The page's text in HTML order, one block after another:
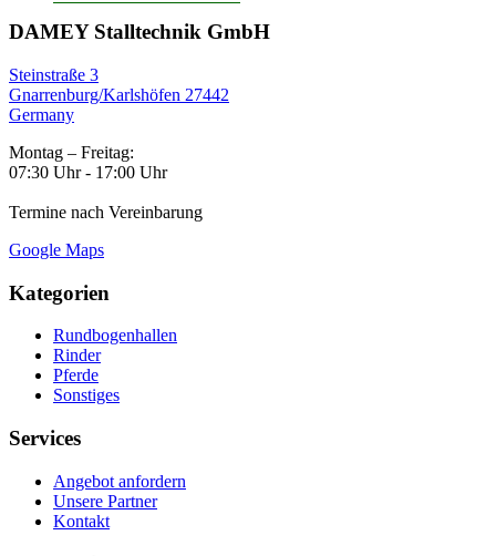
DAMEY Stalltechnik GmbH
Steinstraße 3
Gnarrenburg/Karlshöfen 27442
Germany
Montag – Freitag:
07:30 Uhr - 17:00 Uhr
Termine nach Vereinbarung
Google Maps
Kategorien
Rundbogenhallen
Rinder
Pferde
Sonstiges
Services
Angebot anfordern
Unsere Partner
Kontakt